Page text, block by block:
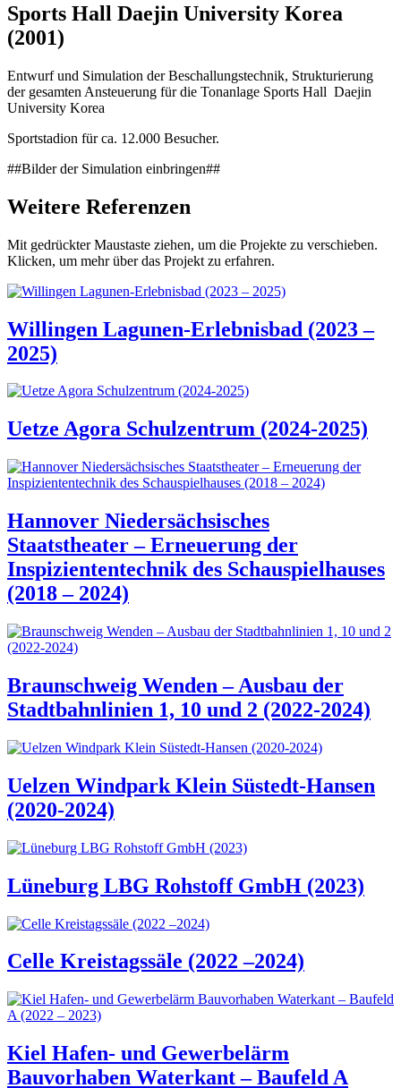
Sports Hall Daejin University Korea
(2001)
Entwurf und Simulation der Beschallungstechnik, Strukturierung
der gesamten Ansteuerung für die Tonanlage Sports Hall Daejin
University Korea
Sportstadion für ca. 12.000 Besucher.
##Bilder der Simulation einbringen##
Weitere Referenzen
Mit gedrückter Maustaste ziehen, um die Projekte zu verschieben.
Klicken, um mehr über das Projekt zu erfahren.
Willingen Lagunen-Erlebnisbad (2023 –
2025)
Uetze Agora Schulzentrum (2024-2025)
Hannover Niedersächsisches
Staatstheater – Erneuerung der
Inspiziententechnik des Schauspielhauses
(2018 – 2024)
Braunschweig Wenden – Ausbau der
Stadtbahnlinien 1, 10 und 2 (2022-2024)
Uelzen Windpark Klein Süstedt-Hansen
(2020-2024)
Lüneburg LBG Rohstoff GmbH (2023)
Celle Kreistagssäle (2022 –2024)
Kiel Hafen- und Gewerbelärm
Bauvorhaben Waterkant – Baufeld A